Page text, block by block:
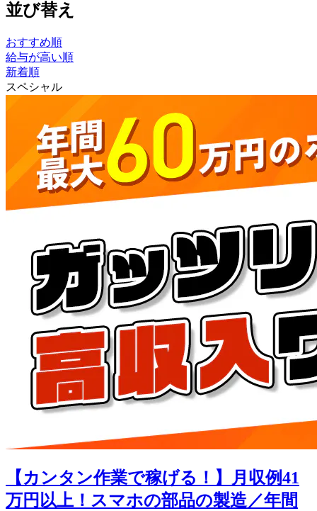
並び替え
おすすめ順
給与が高い順
新着順
スペシャル
【カンタン作業で稼げる！】月収例41
万円以上！スマホの部品の製造／年間